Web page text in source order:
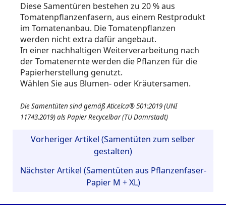
Diese Samentüren bestehen zu 20 % aus
Tomatenpflanzenfasern, aus einem Restprodukt
im Tomatenanbau. Die Tomatenpflanzen
werden nicht extra dafür angebaut.
In einer nachhaltigen Weiterverarbeitung nach
der Tomatenernte werden die Pflanzen für die
Papierherstellung genutzt.
Wählen Sie aus Blumen- oder Kräutersamen.
Die Samentüten sind gemäß Aticelca® 501:2019 (UNI
11743.2019) als Papier Recycelbar (TU Damrstadt)
Vorheriger Artikel (Samentüten zum selber
gestalten)
Nächster Artikel (Samentüten aus Pflanzenfaser-
Papier M + XL)